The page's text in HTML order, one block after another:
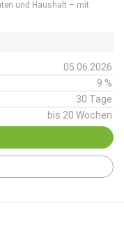
und Haushalt – mit
05.06.2026
9 %
30 Tage
bis 20 Wochen